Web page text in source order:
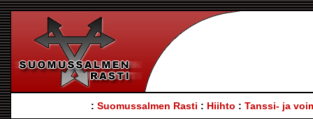
: Suomussalmen Rasti : Hiihto : Tanssi- ja